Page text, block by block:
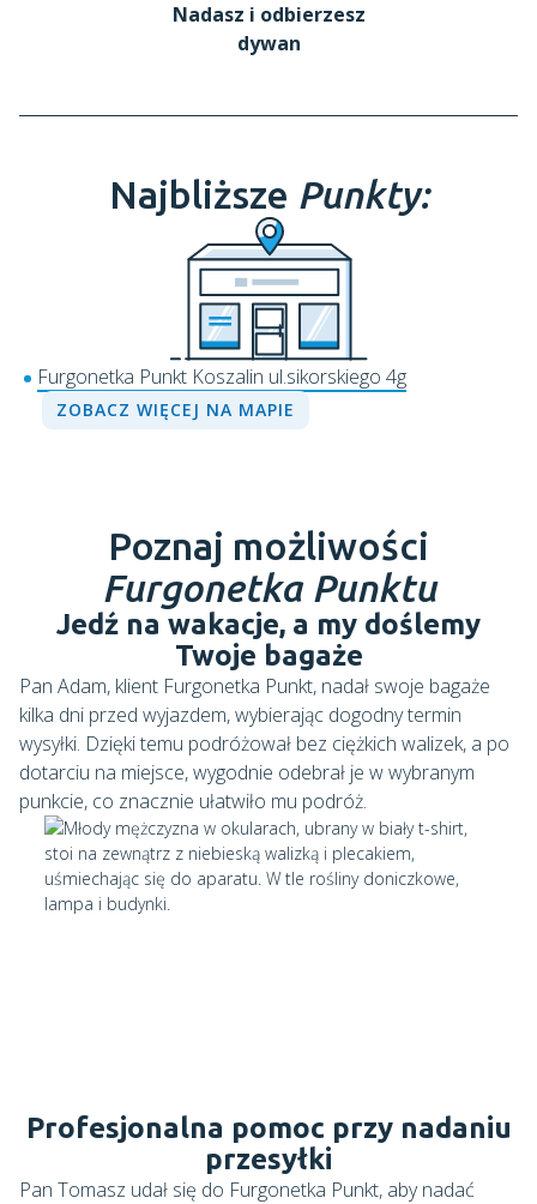
Nadasz i odbierzesz
dywan
Najbliższe Punkty:
Furgonetka Punkt Koszalin ul.sikorskiego 4g
ZOBACZ WIĘCEJ NA MAPIE
Poznaj możliwości
Furgonetka Punktu
Jedź na wakacje, a my doślemy
Twoje bagaże
Pan Adam, klient Furgonetka Punkt, nadał swoje bagaże
kilka dni przed wyjazdem, wybierając dogodny termin
wysyłki. Dzięki temu podróżował bez ciężkich walizek, a po
dotarciu na miejsce, wygodnie odebrał je w wybranym
punkcie, co znacznie ułatwiło mu podróż.
Profesjonalna pomoc przy nadaniu
przesyłki
Pan Tomasz udał się do Furgonetka Punkt, aby nadać